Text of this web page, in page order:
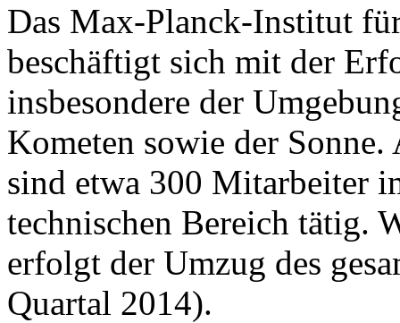
Das Max-Planck-Institut
beschäftigt sich mit der
insbesondere der
Kometen sowie der
sind etwa 300 Mitarbeiter
technischen Bereich tätig.
erfolgt der Umzug des
Quartal 2014).